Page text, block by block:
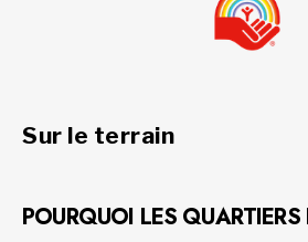
Sur le terrain
POURQUOI LES QUARTIERS